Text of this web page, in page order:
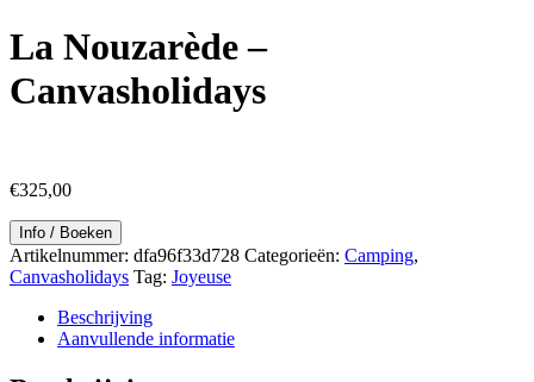
La Nouzarède –
Canvasholidays
€325,00
Info / Boeken
Artikelnummer: dfa96f33d728 Categorieën: Camping,
Canvasholidays Tag: Joyeuse
Beschrijving
Aanvullende informatie